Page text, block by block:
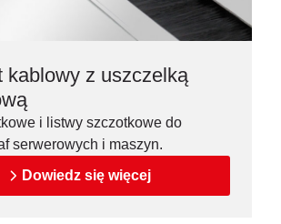
kablowy z uszczelką
i listwy szczotkowe do
serwerowych i maszyn.
Dowiedz się więcej